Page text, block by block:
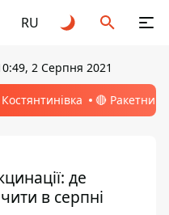
RU
2 Серпня 2021
🔴 Ракетний
де
в серпні